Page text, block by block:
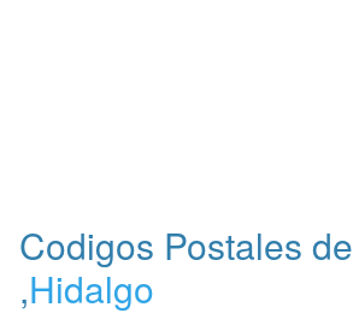
Codigos Postales de
,Hidalgo